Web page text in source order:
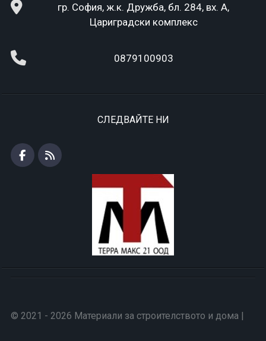
гр. София, ж.к. Дружба, бл. 284, вх. А,
Цариградски комплекс
0879100903
СЛЕДВАЙТЕ НИ
© 2021 - 2026 Материали за строителството и дома |